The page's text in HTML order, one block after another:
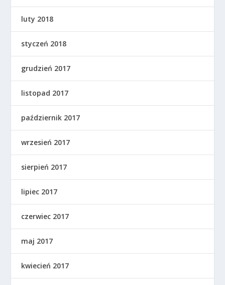
luty 2018
styczeń 2018
grudzień 2017
listopad 2017
październik 2017
wrzesień 2017
sierpień 2017
lipiec 2017
czerwiec 2017
maj 2017
kwiecień 2017